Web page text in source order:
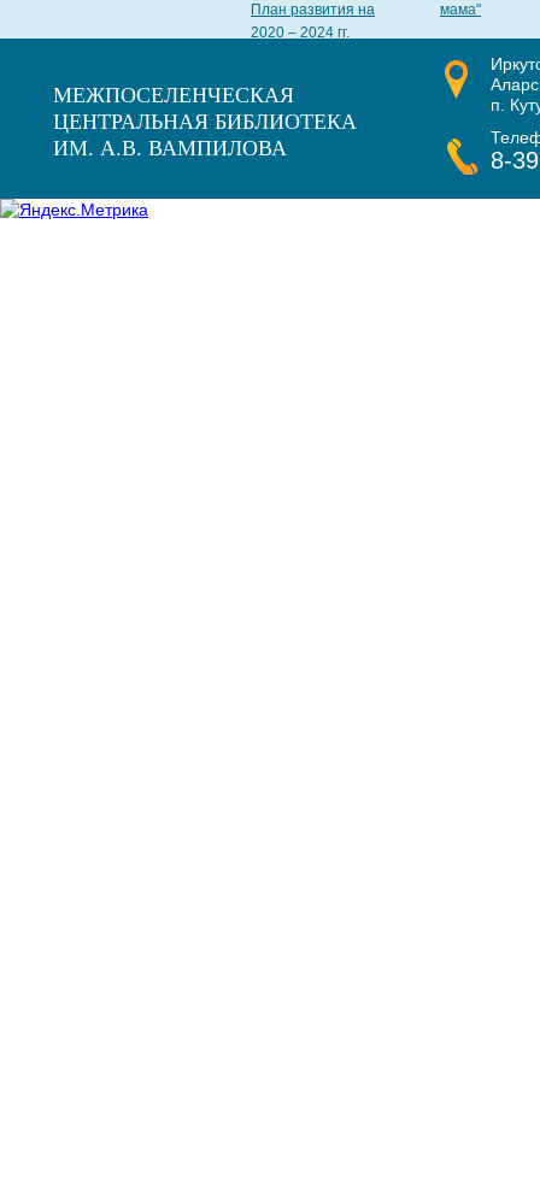
План развития на
2020 – 2024 гг.
мама"
МЕЖПОСЕЛЕНЧЕСКАЯ
ЦЕНТРАЛЬНАЯ БИБЛИОТЕКА
ИМ. А.В. ВАМПИЛОВА
п.
8-